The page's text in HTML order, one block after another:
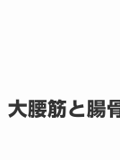
大腰筋と腸